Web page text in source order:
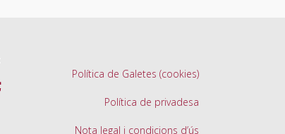
Política de Galetes (cookies)
Política de privadesa
Nota legal i condicions d’ús